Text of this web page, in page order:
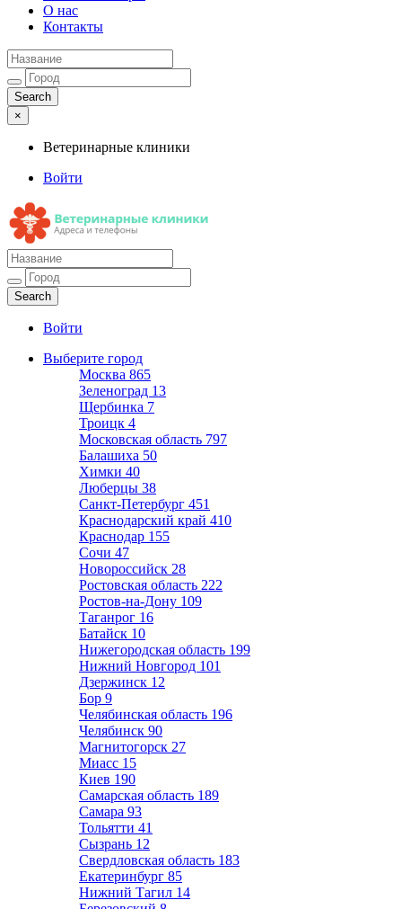
О нас
Контакты
×
Ветеринарные клиники
Войти
Ветеринарные клиники
Адреса и телефоны
Войти
Выберите город
Москва 865
Зеленоград 13
Щербинка 7
Троицк 4
Московская область 797
Балашиха 50
Химки 40
Люберцы 38
Санкт-Петербург 451
Краснодарский край 410
Краснодар 155
Сочи 47
Новороссийск 28
Ростовская область 222
Ростов-на-Дону 109
Таганрог 16
Батайск 10
Нижегородская область 199
Нижний Новгород 101
Дзержинск 12
Бор 9
Челябинская область 196
Челябинск 90
Магнитогорск 27
Миасс 15
Киев 190
Самарская область 189
Самара 93
Тольятти 41
Сызрань 12
Свердловская область 183
Екатеринбург 85
Нижний Тагил 14